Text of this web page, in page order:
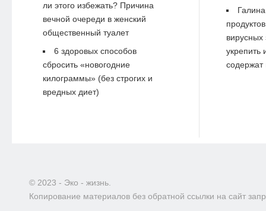
ли этого избежать? Причина
вечной очереди в женский
общественный туалет
6 здоровых способов
сбросить «новогодние
килограммы» (без строгих и
вредных диет)
Галина
вирусных
укрепить
содержат
© 2023 - Эко - жизнь.
Копирование материалов без обратной ссылки на сайт